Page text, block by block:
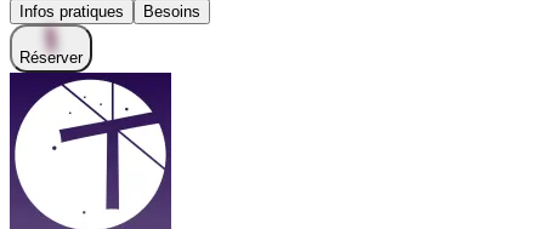
Infos pratiques Besoins
Réserver